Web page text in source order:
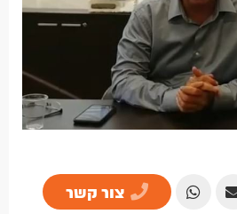
Share
Share
צור קשר